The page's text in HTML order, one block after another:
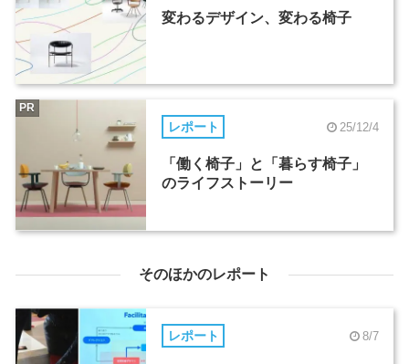
変わるデザイン、変わる椅子
レポート 25/12/4
「働く椅子」と「暮らす椅子」
のライフストーリー
PR
そのほかのレポート
レポート 8/7